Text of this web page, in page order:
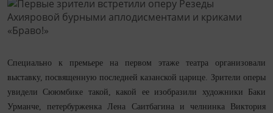
Специально к премьере на первом этаже театра организовали
выставку, посвященную последней казанской царице. Зрители оперы
увидели Сююмбике такой, какой ее изобразили художники Баки
Урманче, петербурженка Лена Саитбагина и челнинка Виктория